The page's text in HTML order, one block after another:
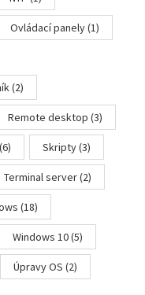
Ovládací panely(1)
(2)
Remote desktop (3)
(6) Skripty(3)
Terminal server(2)
(18)
Windows 10(5)
Úpravy OS (2)